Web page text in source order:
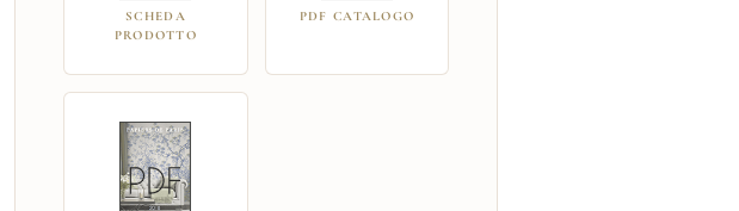
SCHEDA
PRODOTTO
PDF CATALOGO